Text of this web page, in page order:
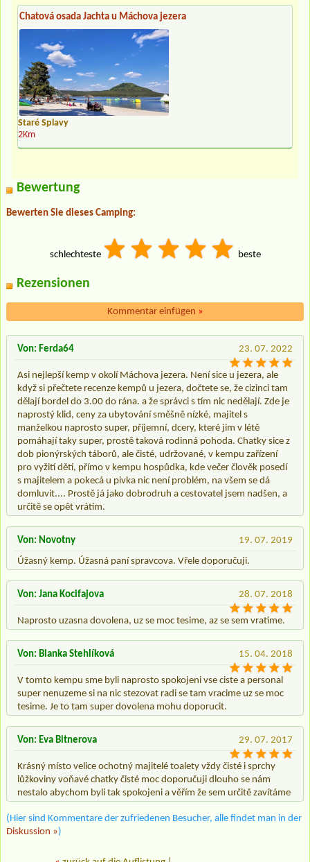
Chatová osada Jachta u Máchova jezera
Staré Splavy
2Km
Bewertung
Bewerten Sie dieses Camping:
schlechteste beste
Rezensionen
Kommentar einfügen »
23. 07. 2022
Von: Ferda64
Asi nejlepší kemp v okolí Máchova jezera. Není sice u jezera, ale
když si přečtete recenze kempů u jezera, dočtete se, že cizinci tam
dělají bordel do 3.00 do rána. a že správci s tím nic nedělají. Zde je
naprostý klid, ceny za ubytování směšně nízké, majitel s
manželkou naprosto super, příjemní, dcery, které jim v létě
pomáhají taky super, prostě taková rodinná pohoda. Chatky sice z
dob pionýrských táborů, ale čisté, udržované, v kempu zařízení
pro vyžití dětí, přímo v kempu hospůdka, kde večer člověk posedí
s majitelem a pokecá u pivka nic není problém, na všem se dá
domluvit.... Prostě já jako dobrodruh a cestovatel jsem nadšen, a
určitě se opět vrátím.
19. 07. 2019
Von: Novotny
Úžasný kemp. Úžasná paní spravcova. Vřele doporučuji.
28. 07. 2018
Von: Jana Kocifajova
Naprosto uzasna dovolena, uz se moc tesime, az se sem vratime.
15. 04. 2018
Von: Blanka Stehlíková
V tomto kempu sme byli naprosto spokojeni vse ciste a personal
super nenuzeme si na nic stezovat radi se tam vracime uz se moc
tesime. Je to tam super dovolena mohu doporucit.
29. 07. 2017
Von: Eva Bitnerova
Krásný místo velice ochotný majitelé toalety vždy čisté i sprchy
lůžkoviny voňavé chatky čisté moc doporučuji dlouho se nám
nestalo abychom byli tak spokojeni a věřím že sem určitě zavítáme
(Hier sind Kommentare der zufriedenen Besucher, alle findet man in der
Diskussion »)